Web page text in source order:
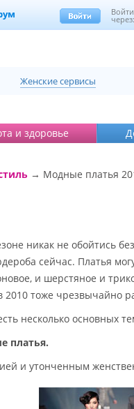
Войти
Женские сервисы
и здоровье
→ Модные платья
никак не обойтись
сейчас. Платья
и шерстяное и
тоже чрезвычайно
несколько основных
платья.
и утонченным